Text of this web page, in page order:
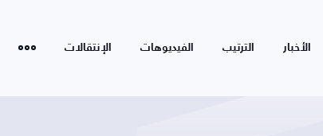
الأخبار الترتيب الفيديوهات الإنتقالات